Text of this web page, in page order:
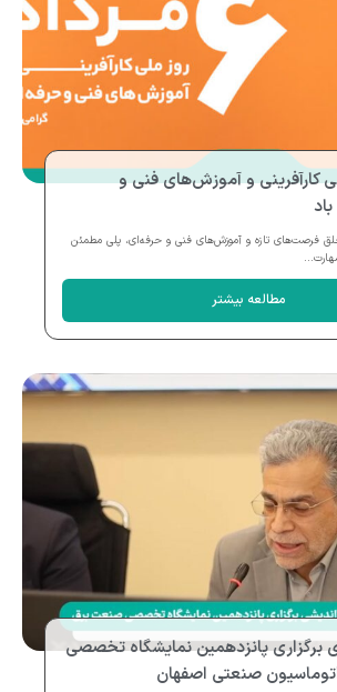
کارآفرینی و آموزش‌های فنی و
خلق فرصت‌های تازه و آموزش‌های فنی و حرفه‌ای، پلی مطمئن
مطالعه بیشتر
برگزاری پانزدهمین نمایشگاه تخصصی
صنعتی اصفهان